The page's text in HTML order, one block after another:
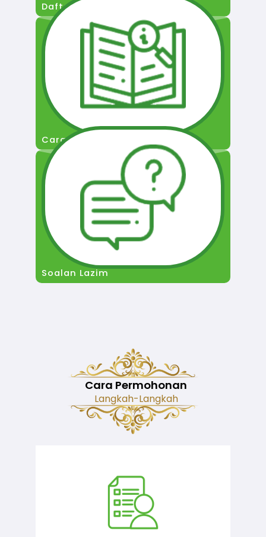
Daftar Pengguna
Cara Permohonan
Soalan Lazim
Cara Permohonan
Langkah-Langkah
Semakan ke atas sejarah permohonan
yang pernah dibuat oleh pemohon,